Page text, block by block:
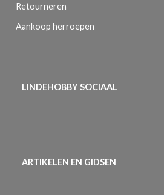
Retourneren
Aankoop herroepen
LINDEHOBBY SOCIAAL
ARTIKELEN EN GIDSEN